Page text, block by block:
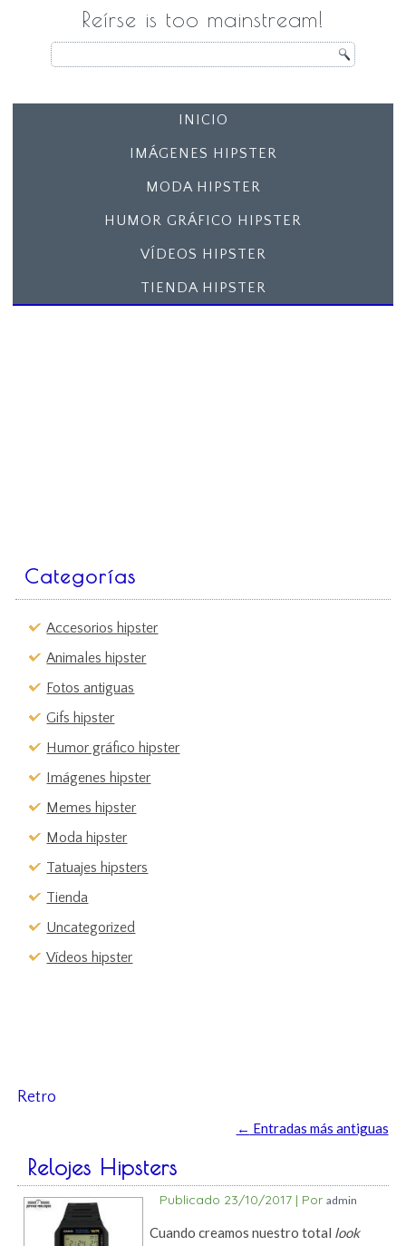
Reírse is too mainstream!
INICIO
IMÁGENES HIPSTER
MODA HIPSTER
HUMOR GRÁFICO HIPSTER
VÍDEOS HIPSTER
TIENDA HIPSTER
Categorías
Accesorios hipster
Animales hipster
Fotos antiguas
Gifs hipster
Humor gráfico hipster
Imágenes hipster
Memes hipster
Moda hipster
Tatuajes hipsters
Tienda
Uncategorized
Vídeos hipster
Retro
← Entradas más antiguas
Relojes Hipsters
Publicado 23/10/2017 | Por admin
Cuando creamos nuestro total look